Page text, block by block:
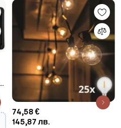
74,58 €
145,87 лв.